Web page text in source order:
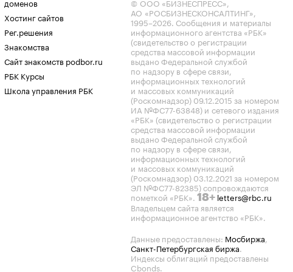
доменов
Хостинг сайтов
Рег.решения
Знакомства
Сайт знакомств podbor.ru
РБК Курсы
Школа управления РБК
© ООО «БИЗНЕСПРЕСС»,
АО «РОСБИЗНЕСКОНСАЛТИНГ»,
1995–2026. Сообщения и материалы
информационного агентства «РБК»
(свидетельство о регистрации
средства массовой информации
выдано Федеральной службой
по надзору в сфере связи,
информационных технологий
и массовых коммуникаций
(Роскомнадзор) 09.12.2015 за номером
ИА №ФС77-63848) и сетевого издания
«РБК» (свидетельство о регистрации
средства массовой информации
выдано Федеральной службой
по надзору в сфере связи,
информационных технологий
и массовых коммуникаций
(Роскомнадзор) 03.12.2021 за номером
ЭЛ №ФС77-82385) сопровождаются
пометкой «РБК». 18+ letters@rbc.ru
Владельцем сайта является
информационное агентство «РБК».
Данные предоставлены: Мосбиржа,
Санкт-Петербургская биржа.
Индексы облигаций предоставлены
Cbonds.